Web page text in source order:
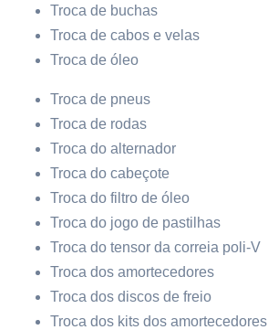
Troca de buchas
Troca de cabos e velas
Troca de óleo
Troca de pneus
Troca de rodas
Troca do alternador
Troca do cabeçote
Troca do filtro de óleo
Troca do jogo de pastilhas
Troca do tensor da correia poli-V
Troca dos amortecedores
Troca dos discos de freio
Troca dos kits dos amortecedores